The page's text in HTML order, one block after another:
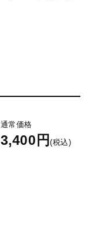
通常価格
3,400円(税込)